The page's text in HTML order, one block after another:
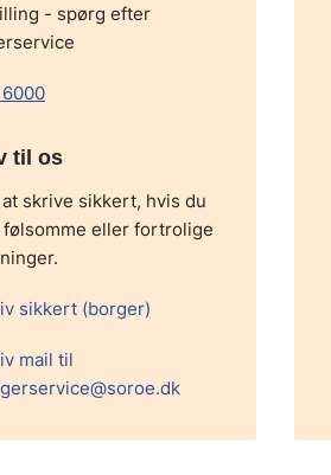
- spørg efter
til os
skrive sikkert, hvis du
eller fortrolige
sikkert (borger)
mail til